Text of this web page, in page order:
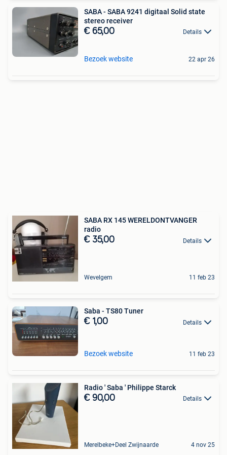
SABA - SABA 9241 digitaal Solid state
stereo receiver
€ 65,00 Details
Bezoek website 22 apr 26
SABA RX 145 WERELDONTVANGER
radio
€ 35,00 Details
Wevelgem 11 feb 23
Saba - TS80 Tuner
€ 1,00 Details
Bezoek website 11 feb 23
Radio ' Saba ' Philippe Starck
€ 90,00 Details
Merelbeke+Deel Zwijnaarde 4 nov 25